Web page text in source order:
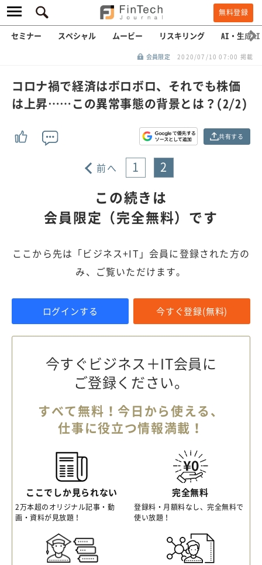
無料登録
セミナー スペシャル ムービー リスキリング AI・生成AI
会員限定 2020/07/10 07:00 掲載
コロナ禍で経済はボロボロ、それでも株価
は上昇……この異常事態の背景とは？(2/2)
共有する
前へ 1 2
この続きは
会員限定（完全無料）です
ここから先は「ビジネス+IT」会員に登録された方の
み、ご覧いただけます。
ログインする 今すぐ登録(無料)
今すぐビジネス＋IT会員に
ご登録ください。
すべて無料！今日から使える、
仕事に役立つ情報満載！
ここでしか見られない
2万本超のオリジナル記事・動
画・資料が見放題！
完全無料
登録料・月額料なし、完全無料で
使い放題！